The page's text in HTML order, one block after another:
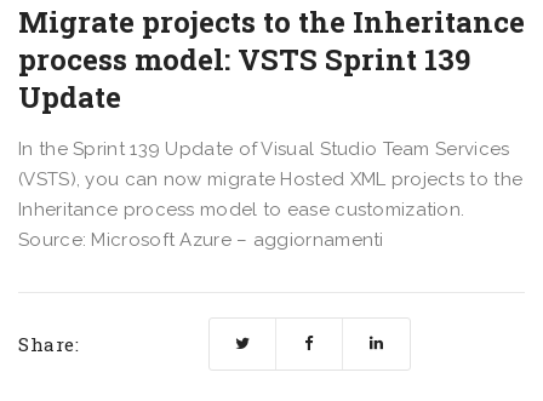
Migrate projects to the Inheritance
process model: VSTS Sprint 139
Update
In the Sprint 139 Update of Visual Studio Team Services
(VSTS), you can now migrate Hosted XML projects to the
Inheritance process model to ease customization.
Source: Microsoft Azure – aggiornamenti
Share: